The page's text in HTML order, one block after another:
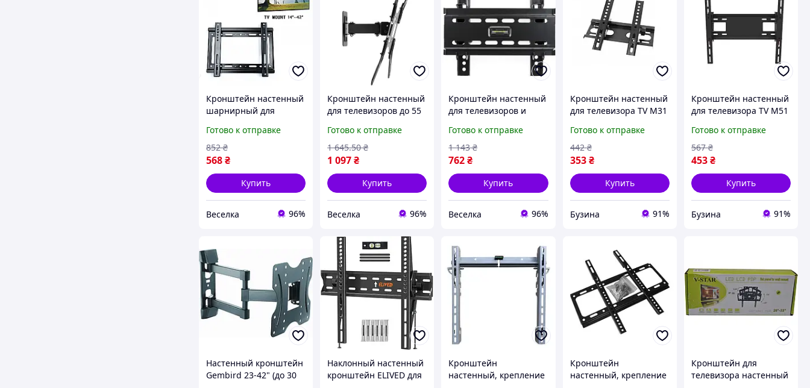
Кронштейн настенный
шарнирный для
дюйма с наклоном 30°
и креплением VESA
75x75 100x100 200x200
FLAME
Готово к отправке
568₴
852 ₴
Купить
Веселка 96%
Кронштейн настенный
для телевизоров до 55
регулировкой угла
VESA крепление
черный FLAME
Готово к отправке
1 097₴
1 645.50 ₴
Купить
Веселка 96%
Кронштейн настенный
для телевизоров и
дюйма с наклоном 15°
до 25 кг для дома и
офиса FLAME
Готово к отправке
762₴
1 143 ₴
Купить
Веселка 96%
Кронштейн настенный
для телевизора TV M31
крепление 14 32
дюйма buzyna
Готово к отправке
353 ₴
442 ₴
Купить
Бузина 91%
Кронштейн настенный
для телевизора TV M51
30 65 дюймов buzyna
Готово к отправке
453₴
567 ₴
Купить
Бузина 91%
Настенный кронштейн
Gembird 23-42" (до 30
Наклонный настенный
кронштейн ELIVED для
Кронштейн
настенный, крепление
Кронштейн
настенный, крепление
Кронштейн для
телевизора настенный